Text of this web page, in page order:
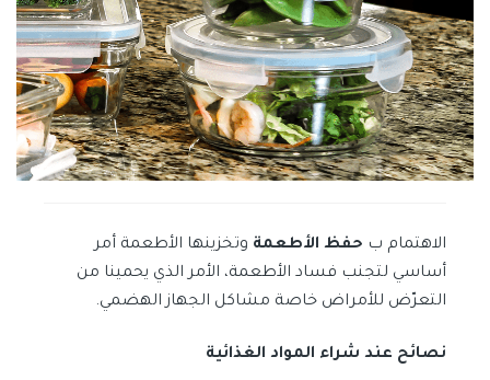
الاهتمام ب حفظ الأطعمة وتخزينها الأطعمة أمر
أساسي لتجنب فساد الأطعمة، الأمر الذي يحمينا من
التعرّض للأمراض خاصة مشاكل الجهاز الهضمي.
نصائح عند شراء المواد الغذائية